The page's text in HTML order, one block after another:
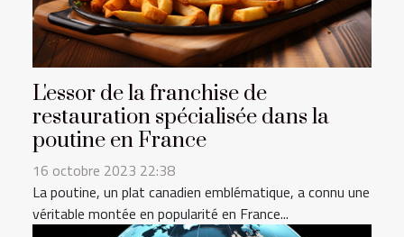
L'essor de la franchise de
restauration spécialisée dans la
poutine en France
16 octobre 2023 22:38
La poutine, un plat canadien emblématique, a connu une
véritable montée en popularité en France...